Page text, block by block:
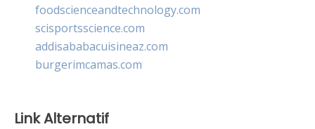
foodscienceandtechnology.com
scisportsscience.com
addisababacuisineaz.com
burgerimcamas.com
Link Alternatif